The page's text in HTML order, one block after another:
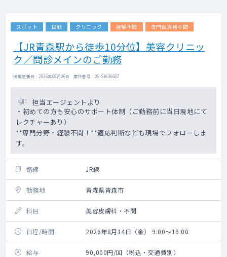
スポット 日勤 クリニック 経験不問 専門医資格不問
【JR青森駅から徒歩10分位】美容クリニッ
ク／問診メインのご勤務
掲載更新日 : 2026年08月06日 案件番号 : 26-SI636687
担当エージェントより
・初めての方も安心のサポート体制（ご勤務前に当日現地にて
レクチャーあり）
**専門分野・経験不問！**適応判断なども現場でフォローしま
す。
路線 JR線
勤務地 青森県青森市
科目 美容皮膚科・不問
日程/時間 2026年8月14日（金） 9:00～19:00
給与 90,000円/回（税込・交通費別）